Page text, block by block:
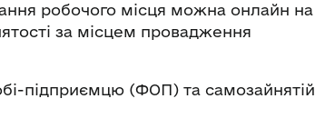
робочого місця можна онлайн на
за місцем провадження
підприємцю (ФОП) та самозайнятій